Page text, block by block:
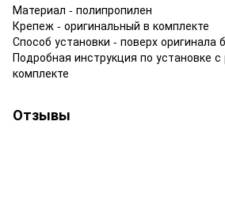
Материал - полипропилен
Крепеж - оригинальный в комплекте
Способ установки - поверх оригинала
Подробная инструкция по установке с
комплекте
Отзывы